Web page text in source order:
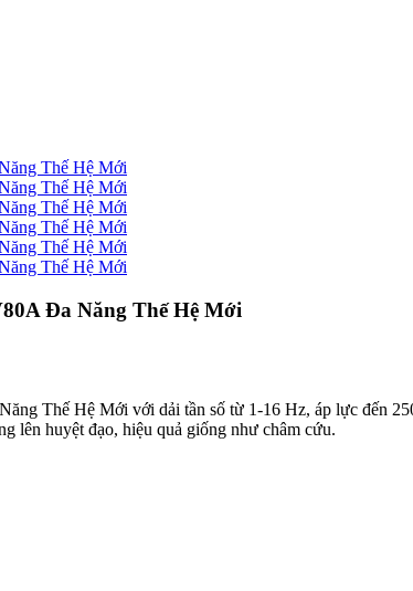
Đa Năng Thế Hệ Mới
Thế Hệ Mới với dải tần số từ 1-16 Hz, áp lực đến
lên huyệt đạo, hiệu quả giống như châm cứu.